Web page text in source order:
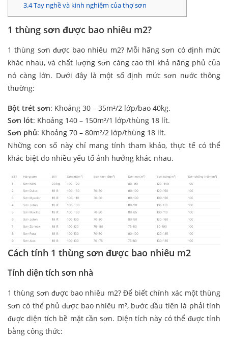
3.4Tay nghề và kinh nghiệm của thợ sơn
1 thùng sơn được bao nhiêu m2?
1 thùng sơn được bao nhiêu m2? Mỗi hãng sơn có định mức
khác nhau, và chất lượng sơn càng cao thì khả năng phủ của
nó càng lớn. Dưới đây là một số định mức sơn nước thông
thường:
Bột trét sơn: Khoảng 30 – 35m²/2 lớp/bao 40kg.
Sơn lót: Khoảng 140 – 150m²/1 lớp/thùng 18 lít.
Sơn phủ: Khoảng 70 – 80m²/2 lớp/thùng 18 lít.
Những con số này chỉ mang tính tham khảo, thực tế có thể
khác biệt do nhiều yếu tố ảnh hưởng khác nhau.
Cách tính 1 thùng sơn được bao nhiêu m2
Tính diện tích sơn nhà
1 thùng sơn được bao nhiêu m2? Để biết chính xác một thùng
sơn có thể phủ được bao nhiêu m², bước đầu tiên là phải tính
được diện tích bề mặt cần sơn. Diện tích này có thể được tính
bằng công thức: